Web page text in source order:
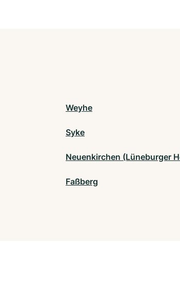
Weyhe
Syke
Neuenkirchen (Lüneburger
Faßberg